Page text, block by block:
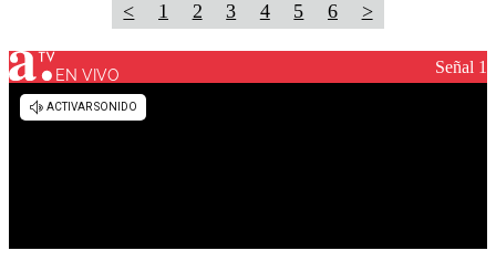
< 1 2 3 4 5 6 >
EN VIVO Señal 1